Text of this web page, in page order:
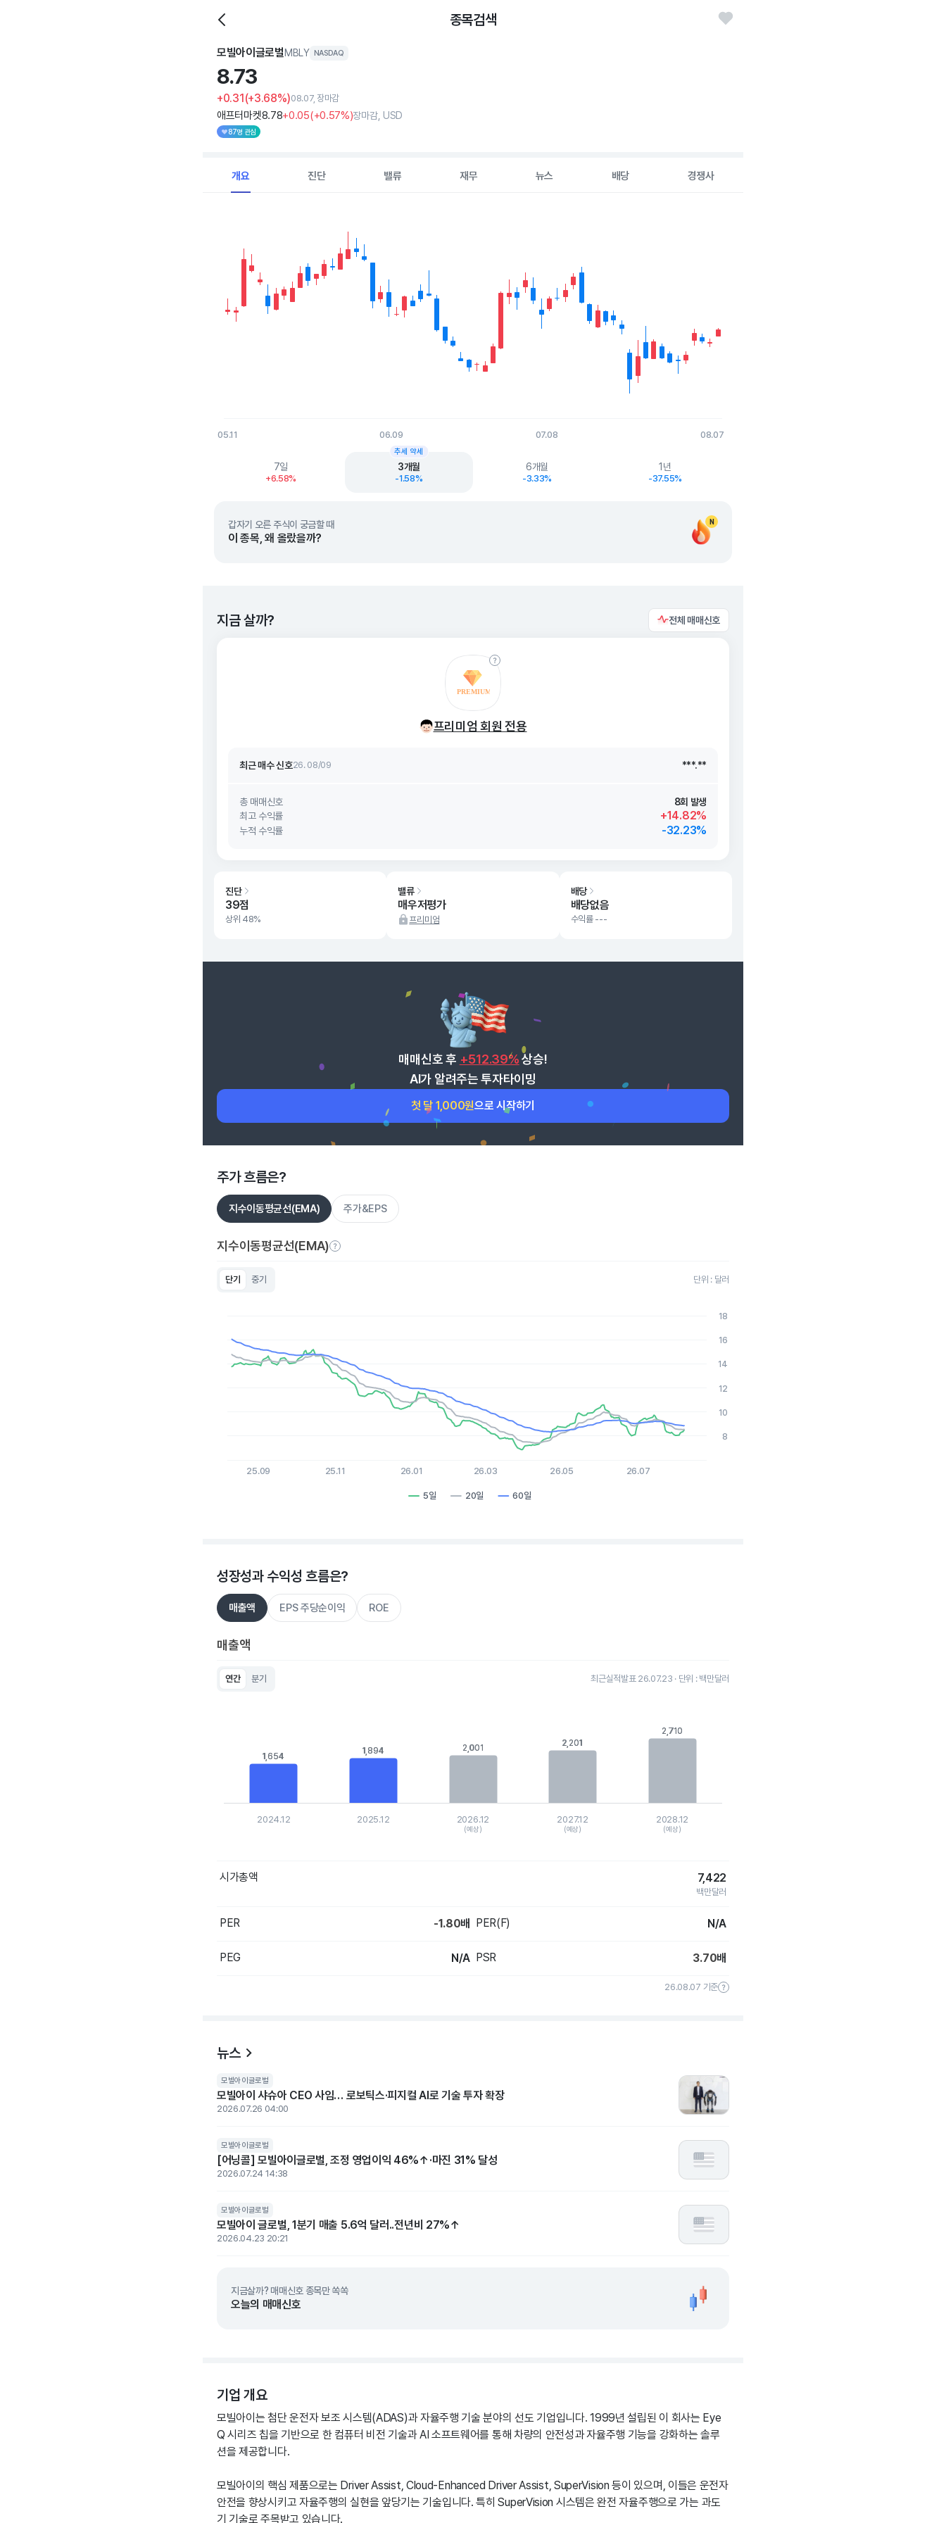
종목검색
모빌아이글로벌MBLY NASDAQ
8.73
+0.31(+3.68%)08.07, 장마감
애프터마켓8.78+0.05(+0.57%)장마감, USD
87명 관심
개요 진단 밸류 재무 뉴스 배당 경쟁사
The chart has 1 X axis displaying Time. Data ranges from 2026-05-11 00:00:00 to 2026-08-07 00:00:00.
The chart has 1 Y axis displaying values. Data ranges from 7.1 to 11.255.
05.11 06.09 07.08 08.07
7일
+6.58%
3개월
-1.58%
추세 약세
6개월
-3.33%
1년
-37.55%
N
갑자기 오른 주식이 궁금할 때
이 종목, 왜 올랐을까?
지금 살까? 전체 매매신호
프리미엄 회원 전용
최근 매수 신호26. 08/09 ***.**
총 매매신호
8회 발생
최고 수익률
+14.82%
누적 수익률 -32.23%
진단
39점
상위 48%
밸류
매우저평가
프리미엄
배당
배당없음
수익률 ---
매매신호 후 +512.39% 상승!
AI가 알려주는 투자타이밍
첫 달 1,000원으로 시작하기
주가 흐름은?
지수이동평균선(EMA) 주가&EPS
지수이동평균선(EMA)
단기 중기 단위 : 달러
The chart has 1 X axis displaying Time. Data ranges from 2025-08-10 15:00:00 to 2026-08-06 15:00:00.
The chart has 1 Y axis displaying values. Data ranges from 6.87 to 16.04.
5일 20일 60일
25.09 25.11 26.01 26.03 26.05 26.07
8
10
12
14
16
18
성장성과 수익성 흐름은?
매출액 EPS 주당순이익 ROE
매출액
연간 분기 최근실적발표 26.07.23 · 단위 : 백만달러
The chart has 1 Y axis displaying values. Data ranges from 1654 to 2709.96921.
1,654
1,654
1,894
1,894 2,001
2,001 2,201
2,201
2,710
2,710
2024.12 2025.12 2026.12
(예상)
2027.12
(예상)
2028.12
(예상)
시가총액 7,422
백만달러
PER -1.80배 PER(F) N/A
PEG N/A PSR 3.70배
26.08.07 기준
뉴스
모빌아이글로벌
모빌아이 샤슈아 CEO 사임… 로보틱스·피지컬 AI로 기술 투자 확장
2026.07.26 04:00
모빌아이글로벌
[어닝콜] 모빌아이글로벌, 조정 영업이익 46%↑·마진 31% 달성
2026.07.24 14:38
모빌아이글로벌
모빌아이 글로벌, 1분기 매출 5.6억 달러..전년비 27%↑
2026.04.23 20:21
지금살까? 매매신호 종목만 쏙쏙
오늘의 매매신호
기업 개요
모빌아이는 첨단 운전자 보조 시스템(ADAS)과 자율주행 기술 분야의 선도 기업입니다. 1999년 설립된 이 회사는 Eye
Q 시리즈 칩을 기반으로 한 컴퓨터 비전 기술과 AI 소프트웨어를 통해 차량의 안전성과 자율주행 기능을 강화하는 솔루
션을 제공합니다.
모빌아이의 핵심 제품으로는 Driver Assist, Cloud-Enhanced Driver Assist, SuperVision 등이 있으며, 이들은 운전자
안전을 향상시키고 자율주행의 실현을 앞당기는 기술입니다. 특히 SuperVision 시스템은 완전 자율주행으로 가는 과도
기 기술로 주목받고 있습니다.